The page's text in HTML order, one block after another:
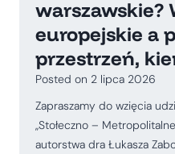
warszawskie?
europejskie a
przestrzeń,
Posted on 2 lipca 2026
Zapraszamy do wzięcia
,,Stołeczno –
autorstwa dra Łukasza